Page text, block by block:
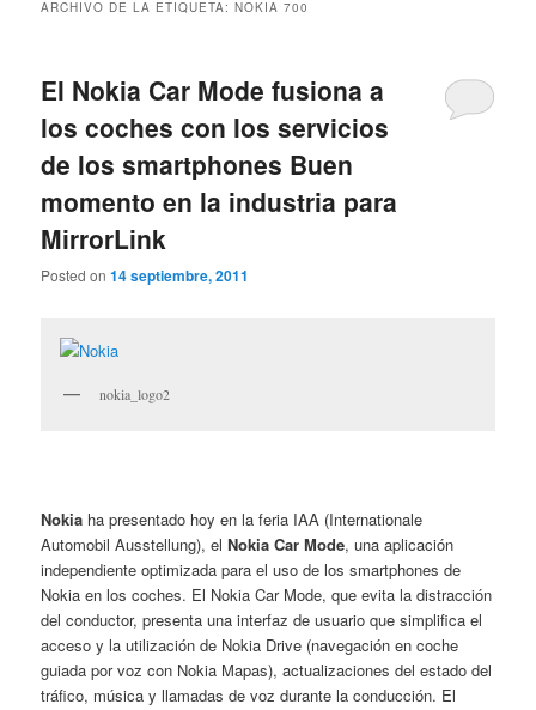
ARCHIVO DE LA ETIQUETA:NOKIA 700
El Nokia Car Mode fusiona a
los coches con los servicios
de los smartphones Buen
momento en la industria para
MirrorLink
Posted on14 septiembre, 2011
nokia_logo2
Nokia ha presentado hoy en la feria IAA (Internationale
Automobil Ausstellung), elNokia Car Mode, una aplicación
independiente optimizada para el uso de los smartphones de
Nokia en los coches. El Nokia Car Mode, que evita la distracción
del conductor, presenta una interfaz de usuario que simplifica el
acceso y la utilización de Nokia Drive (navegación en coche
guiada por voz con Nokia Mapas), actualizaciones del estado del
tráfico, música y llamadas de voz durante la conducción. El